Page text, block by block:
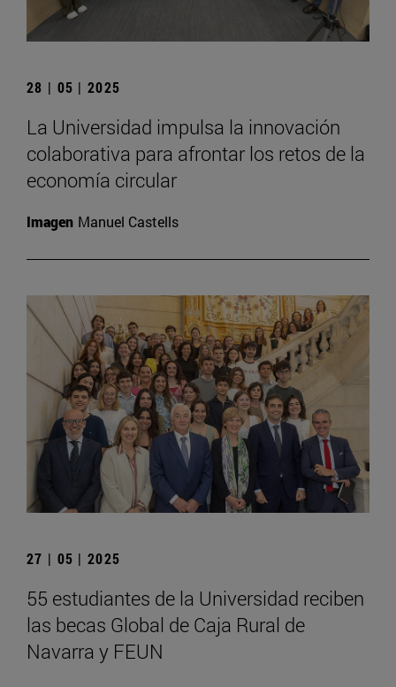
28 | 05 | 2025
La Universidad impulsa la innovación
colaborativa para afrontar los retos de la
economía circular
Imagen Manuel Castells
27 | 05 | 2025
55 estudiantes de la Universidad reciben
las becas Global de Caja Rural de
Navarra y FEUN